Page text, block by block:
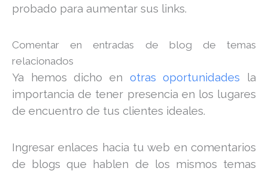
probado para aumentar sus links.
Comentar en entradas de blog de temas
relacionados
Ya hemos dicho en otras oportunidades la
importancia de tener presencia en los lugares
de encuentro de tus clientes ideales.
Ingresar enlaces hacia tu web en comentarios
de blogs que hablen de los mismos temas